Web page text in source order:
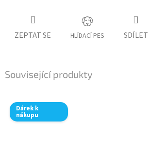
ZEPTAT SE HLÍDACÍ PES SDÍLET
Související produkty
Dárek k
nákupu